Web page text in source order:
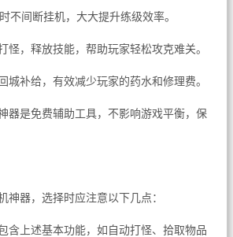
不间断挂机，大大提升练级效率。
怪，释放技能，帮助玩家轻松攻克难关。
城补给，有效减少玩家的药水和修理费。
器是免费辅助工具，不影响游戏平衡，保
神器，选择时应注意以下几点：
含上述基本功能，如自动打怪、拾取物品